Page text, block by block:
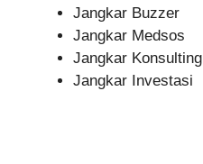
Jangkar Buzzer
Jangkar Medsos
Jangkar Konsulting
Jangkar Investasi